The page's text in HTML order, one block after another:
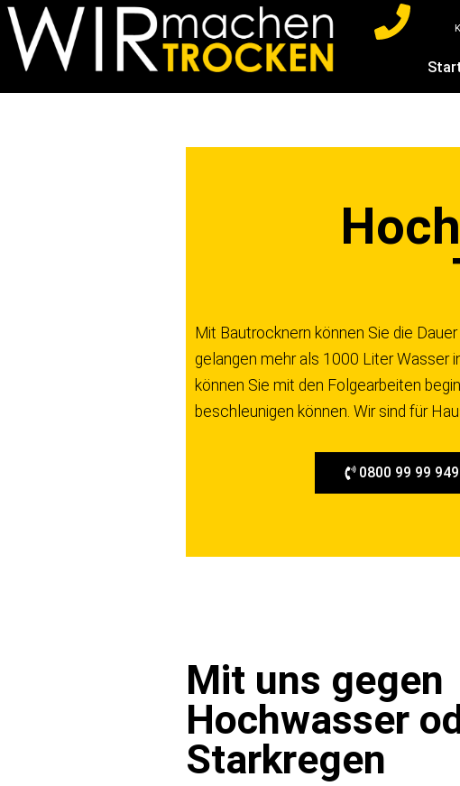
Z
Mit Bautrocknern können Sie die
gelangen mehr als 1000 Liter Wasser
können Sie mit den Folgearbeiten
beschleunigen können. Wir sind für
0800 99 99 949
Mit uns gegen
Hochwasser
Starkregen